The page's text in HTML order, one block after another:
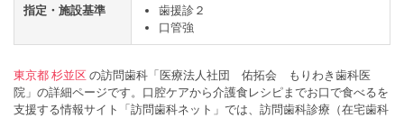
指定・施設基準
歯援診２
口管強
東京都杉並区の訪問歯科「医療法人社団 佑拓会 もりわき歯科医
院」の詳細ページです。口腔ケアから介護食レシピまでお口で食べるを
支援する情報サイト「訪問歯科ネット」では、訪問歯科診療（在宅歯科